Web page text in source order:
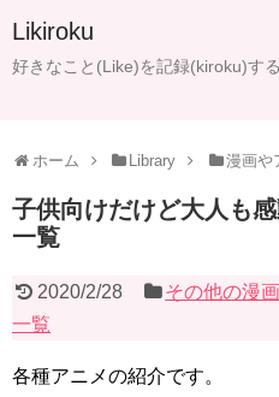
Likiroku
好きなこと(Like)を記録(kiroku)する
ホーム Library 漫画や
子供向けだけど大人も
一覧
2020/2/28 その他の漫
一覧
各種アニメの紹介です。